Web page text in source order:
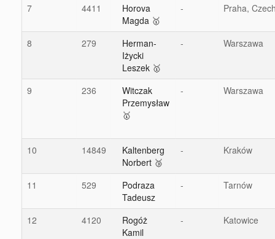
7 4411
Horova
Magda 🥇
- Praha,
8 279
Herman-
Iżycki
Leszek 🥇
- Warszawa
9 236
Witczak
Przemysław
🥇
- Warszawa
10 14849
Kaltenberg
Norbert 🥉
- Kraków
11 529
Podraza
Tadeusz
- Tarnów
12 4120
Rogóż
Kamil
- Katowice